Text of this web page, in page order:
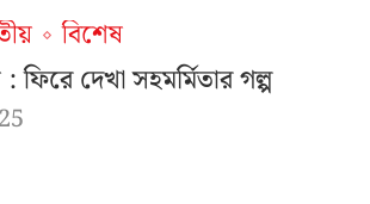
বিশেষ
দেখা সহমর্মিতার গল্প